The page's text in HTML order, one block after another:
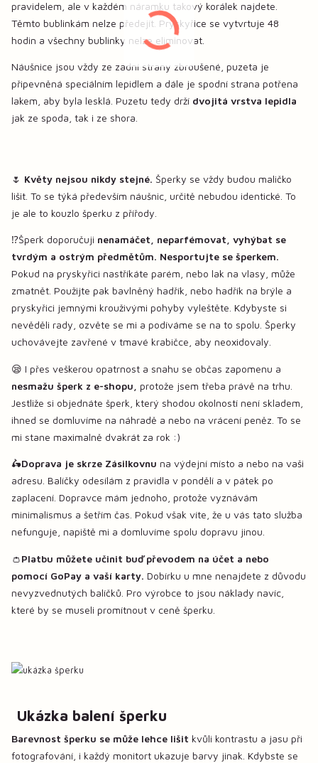
pravidelem, ale v každém náramku takový korálek najdete.
Těmto bublinkám nelze předejít. Pryskyřice se vytvrtuje 48
hodin a všechny bublinky nelze eliminovat.
Náušnice jsou vždy ze zadní strany zbroušené, puzeta je
připevněná speciálním lepidlem a dále je spodní strana potřena
lakem, aby byla lesklá. Puzetu tedy drží dvojitá vrstva lepidla
jak ze spoda, tak i ze shora.
🌷 Květy nejsou nikdy stejné. Šperky se vždy budou maličko
lišit. To se týká především náušnic, určitě nebudou identické. To
je ale to kouzlo šperku z přířody.
⁉️Šperk doporučuji nenamáčet, neparfémovat, vyhýbat se
tvrdým a ostrým předmětům. Nesportujte se šperkem.
Pokud na pryskyřici nastříkáte parém, nebo lak na vlasy, může
zmatnět. Použijte pak bavlněný hadřík, nebo hadřík na brýle a
pryskyřici jemnými krouživými pohyby vyleštěte. Kdybyste si
nevěděli rady, ozvěte se mi a podíváme se na to spolu. Šperky
uchovávejte zavřené v tmavé krabičce, aby neoxidovaly.
😪 I přes veškerou opatrnost a snahu se občas zapomenu a
nesmažu šperk z e-shopu,
protože jsem třeba právě na trhu.
Jestliže si objednáte šperk, který shodou okolností není skladem,
ihned se domluvíme na náhradě a nebo na vrácení peněz. To se
mi stane maximalně dvakrát za rok :)
🛵Doprava je skrze Zásilkovnu na výdejní místo a nebo na vaši
adresu. Balíčky odesílám z pravidla v pondělí a v pátek po
zaplacení. Dopravce mám jednoho, protože vyznávám
minimalismus a šetřím čas. Pokud však víte, že u vás tato služba
nefunguje, napiště mi a domluvíme spolu dopravu jinou.
👛Platbu můžete učinit buď převodem na účet a nebo
pomocí GoPay a vaší karty. Dobírku u mne nenajdete z důvodu
nevyzvednutých balíčků. Pro výrobce to jsou náklady navíc,
které by se museli promítnout v ceně šperku.
Ukázka balení šperku
Barevnost šperku se může lehce lišit kvůli kontrastu a jasu při
fotografování, i každý monitort ukazuje barvy jinak. Kdybste se